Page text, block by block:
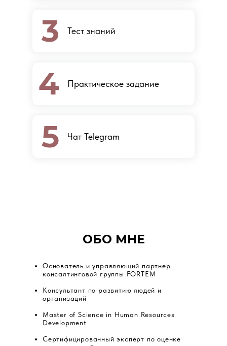
3 Тест знаний
4 Практическое задание
5 Чат Telegram
ОБО МНЕ
Основатель и управляющий партнер
консалтинговой группы FORTEM
Консультант по развитию людей и
организаций
Master of Science in Human Resources
Development
Сертифицированный эксперт по оценке